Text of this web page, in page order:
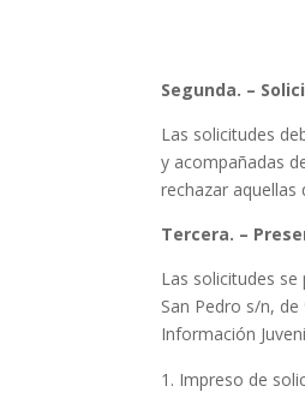
Segunda. –
Las solicitudes
y acompañadas
rechazar aquellas
Tercera. –
Las solicitudes se
San Pedro s/n,
Información
Impreso de